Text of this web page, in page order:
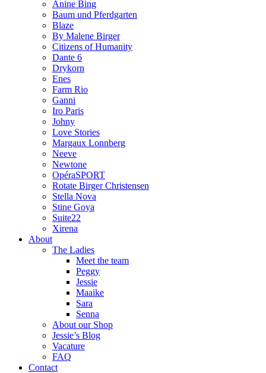
Anine Bing
Baum und Pferdgarten
Blaze
By Malene Birger
Citizens of Humanity
Dante 6
Drykorn
Enes
Farm Rio
Ganni
Iro Paris
Johny
Love Stories
Margaux Lonnberg
Neeve
Newtone
OpéraSPORT
Rotate Birger Christensen
Stella Nova
Stine Goya
Suite22
Xirena
About
The Ladies
Meet the team
Peggy
Jessie
Maaike
Sara
Senna
About our Shop
Jessie’s Blog
Vacature
FAQ
Contact